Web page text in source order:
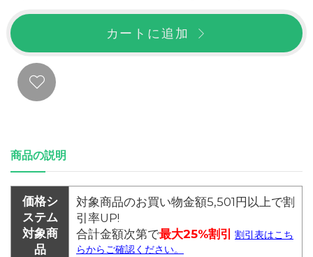
カートに追加
商品の説明
価格シ
ステム
対象商
品
対象商品のお買い物金額5,501円以上で割
引率UP!
合計金額次第で最大25%割引
割引表はこち
らからご確認ください。